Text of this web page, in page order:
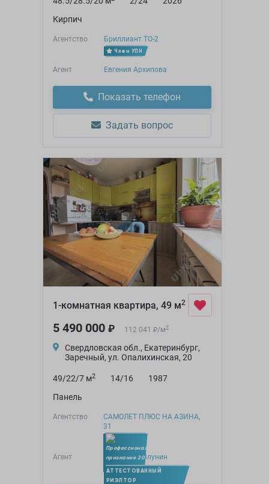
Кирпич
Агентство Бриллиант ТО-2
Член УПН
Агент Евгения Архипова
Показать телефон
Задать вопрос
1-комнатная квартира, 49 м2
5 490 000 ₽ 112 041 ₽/м2
Свердловская обл., Екатеринбург,
Заречный, ул. Опалихинская, 20
49/22/7 м2 14/16
1987
Панель
Агентство
САМОЛЕТ ПЛЮС НА АЗИНА,
31
Член УПН
Агент Александр Ялунин
АТТЕСТОВАННЫЙ
РИЭЛТОР